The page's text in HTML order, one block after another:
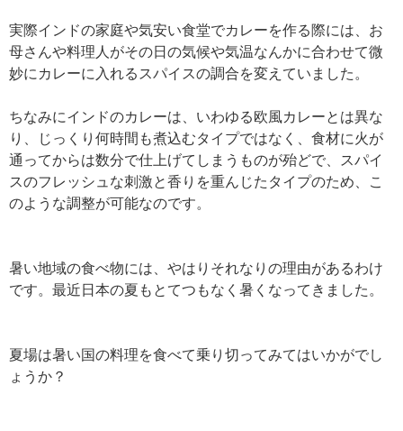
実際インドの家庭や気安い食堂でカレーを作る際には、お
母さんや料理人がその日の気候や気温なんかに合わせて微
妙にカレーに入れるスパイスの調合を変えていました。
ちなみにインドのカレーは、いわゆる欧風カレーとは異な
り、じっくり何時間も煮込むタイプではなく、食材に火が
通ってからは数分で仕上げてしまうものが殆どで、スパイ
スのフレッシュな刺激と香りを重んじたタイプのため、こ
のような調整が可能なのです。
暑い地域の食べ物には、やはりそれなりの理由があるわけ
です。最近日本の夏もとてつもなく暑くなってきました。
夏場は暑い国の料理を食べて乗り切ってみてはいかがでし
ょうか？